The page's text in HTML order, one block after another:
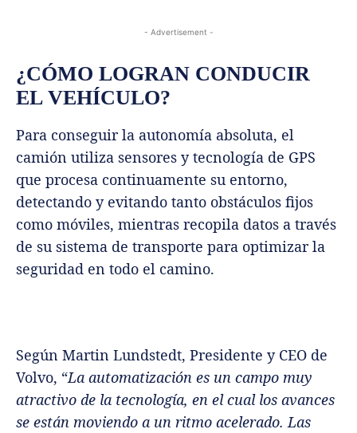
- Advertisement -
¿CÓMO LOGRAN CONDUCIR
EL VEHÍCULO?
Para conseguir la autonomía absoluta, el
camión utiliza sensores y tecnología de GPS
que procesa continuamente su entorno,
detectando y evitando tanto obstáculos fijos
como móviles, mientras recopila datos a través
de su sistema de transporte para optimizar la
seguridad en todo el camino.
Según Martin Lundstedt, Presidente y CEO de
Volvo, “La automatización es un campo muy
atractivo de la tecnología, en el cual los avances
se están moviendo a un ritmo acelerado. Las